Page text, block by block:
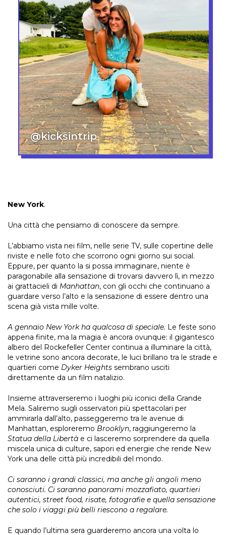
New York.
Una città che pensiamo di conoscere da sempre.
L’abbiamo vista nei film, nelle serie TV, sulle copertine delle
riviste e nelle foto che scorrono ogni giorno sui social.
Eppure, per quanto la si possa immaginare, niente è
paragonabile alla sensazione di trovarsi davvero lì, in mezzo
ai grattacieli di Manhattan, con gli occhi che continuano a
guardare verso l’alto e la sensazione di essere dentro una
scena già vista mille volte.
A gennaio New York ha qualcosa di speciale. Le feste sono
appena finite, ma la magia è ancora ovunque: il gigantesco
albero del Rockefeller Center continua a illuminare la città,
le vetrine sono ancora decorate, le luci brillano tra le strade e
quartieri come Dyker Heights sembrano usciti
direttamente da un film natalizio.
Insieme attraverseremo i luoghi più iconici della Grande
Mela. Saliremo sugli osservatori più spettacolari per
ammirarla dall’alto, passeggeremo tra le avenue di
Manhattan, esploreremo Brooklyn, raggiungeremo la
Statua della Libertà e ci lasceremo sorprendere da quella
miscela unica di culture, sapori ed energie che rende New
York una delle città più incredibili del mondo.
Ci saranno i grandi classici, ma anche gli angoli meno
conosciuti. Ci saranno panorami mozzafiato, quartieri
autentici, street food, risate, fotografie e quella sensazione
che solo i viaggi più belli riescono a regalare.
E quando l’ultima sera guarderemo ancora una volta lo
@kicksintrip